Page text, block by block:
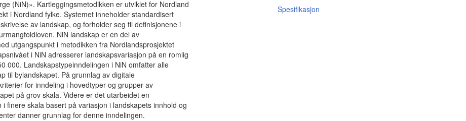
(NiN)». Kartleggingsmetodikken er utviklet for Nordland
i Nordland fylke. Systemet inneholder standardisert
av landskap, og forholder seg til definisjonene i
NiN landskap er en del av
utgangspunkt i metodikken fra Nordlandsprosjektet
i NiN adresserer landskapsvariasjon på en romlig
000. Landskapstypeinndelingen i NiN omfatter alle
til bylandskapet. På grunnlag av digitale
for inndeling i hovedtyper og grupper av
på grov skala. Videre er det utarbeidet en
finere skala basert på variasjon i landskapets innhold og
danner grunnlag for denne inndelingen.
Spesifikasjon